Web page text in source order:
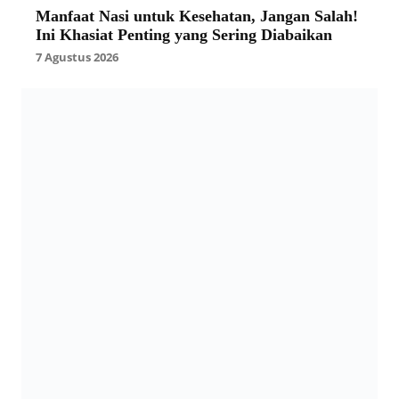
Manfaat Nasi untuk Kesehatan, Jangan Salah!
Ini Khasiat Penting yang Sering Diabaikan
7 Agustus 2026